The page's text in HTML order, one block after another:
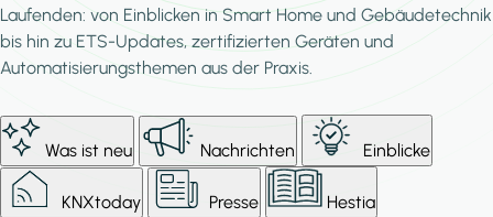
Laufenden: von Einblicken in Smart Home und Gebäudetechnik
bis hin zu ETS-Updates, zertifizierten Geräten und
Automatisierungsthemen aus der Praxis.
Was ist neu Nachrichten Einblicke
KNXtoday Presse Hestia